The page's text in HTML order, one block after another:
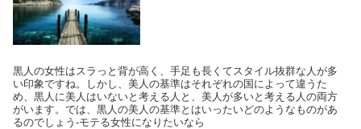
黒人の女性はスラっと背が高く、手足も長くてスタイル抜群な人が多
い印象ですね。しかし、美人の基準はそれぞれの国によって違うた
め、黒人に美人はいないと考える人と、美人が多いと考える人の両方
がいます。では、黒人の美人の基準とはいったいどのようなものがあ
るのでしょう-モテる女性になりたいなら